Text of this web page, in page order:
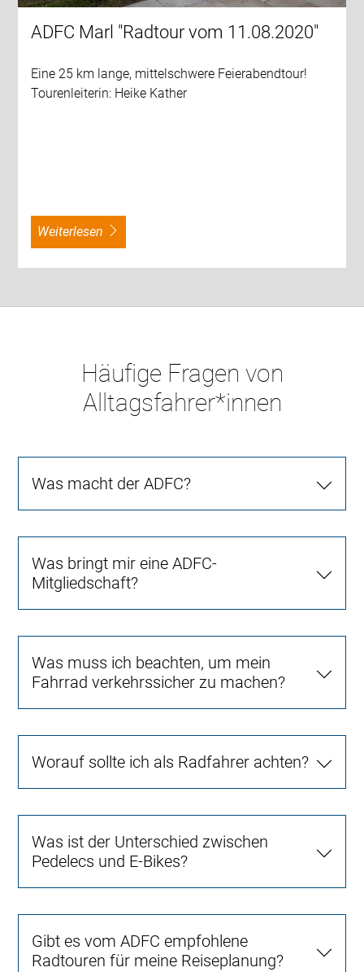
ADFC Marl "Radtour vom 11.08.2020"
Eine 25 km lange, mittelschwere Feierabendtour!
Tourenleiterin: Heike Kather
weiterlesen
Häufige Fragen von
Alltagsfahrer*innen
Was macht der ADFC?
Was bringt mir eine ADFC-
Mitgliedschaft?
Was muss ich beachten, um mein
Fahrrad verkehrssicher zu machen?
Worauf sollte ich als Radfahrer achten?
Was ist der Unterschied zwischen
Pedelecs und E-Bikes?
Gibt es vom ADFC empfohlene
Radtouren für meine Reiseplanung?